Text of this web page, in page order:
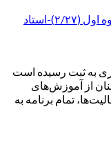
کارگاه مهارت هاي زباني-جلسه ۴-مبتدی گروه اول (۲/۲۷)-استاد
به ثبت رسیده است
از آموزش‌های
تمام برنامه به